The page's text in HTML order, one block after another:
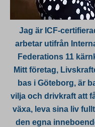
Jag är ICF-
arbetar utifrån
Federations 11
Mitt företag,
bas i Göteborg, är
vilja och drivkraft att
växa, leva sina liv
den egna